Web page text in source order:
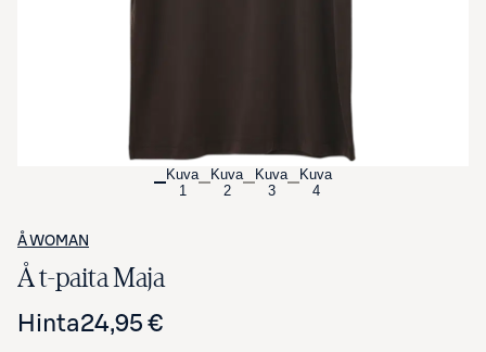
Kuva
1
Kuva
2
Kuva
3
Kuva
4
Å WOMAN
Å t-paita Maja
Hinta24,95 €